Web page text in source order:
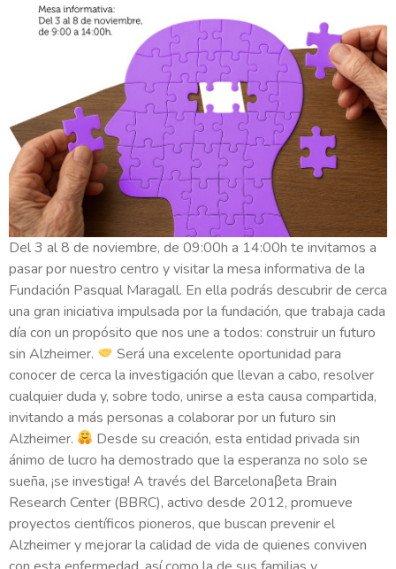
Del 3 al 8 de noviembre, de 09:00h a 14:00h te invitamos a
pasar por nuestro centro y visitar la mesa informativa de la
Fundación Pasqual Maragall. En ella podrás descubrir de cerca
una gran iniciativa impulsada por la fundación, que trabaja cada
día con un propósito que nos une a todos: construir un futuro
sin Alzheimer.
Será una excelente oportunidad para
conocer de cerca la investigación que llevan a cabo, resolver
cualquier duda y, sobre todo, unirse a esta causa compartida,
invitando a más personas a colaborar por un futuro sin
Alzheimer.
Desde su creación, esta entidad privada sin
ánimo de lucro ha demostrado que la esperanza no solo se
sueña, ¡se investiga! A través del Barcelonaβeta Brain
Research Center (BBRC), activo desde 2012, promueve
proyectos científicos pioneros, que buscan prevenir el
Alzheimer y mejorar la calidad de vida de quienes conviven